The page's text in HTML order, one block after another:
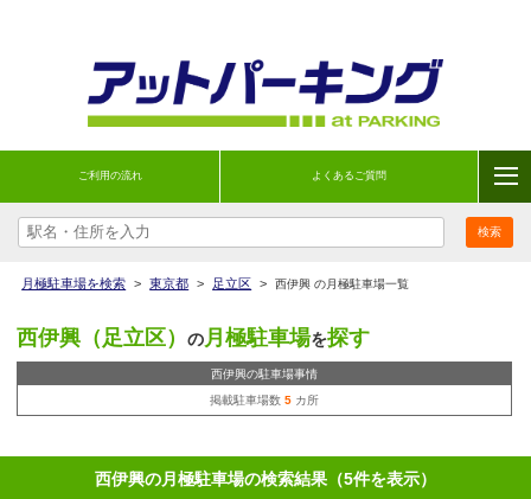
ご利用の流れ よくあるご質問
月極駐車場を検索 > 東京都 > 足立区 > 西伊興 の月極駐車場一覧
西伊興（足立区） の月極駐車場を探す
西伊興の駐車場事情
掲載駐車場数 5カ所
西伊興の月極駐車場の検索結果（5件を表示）